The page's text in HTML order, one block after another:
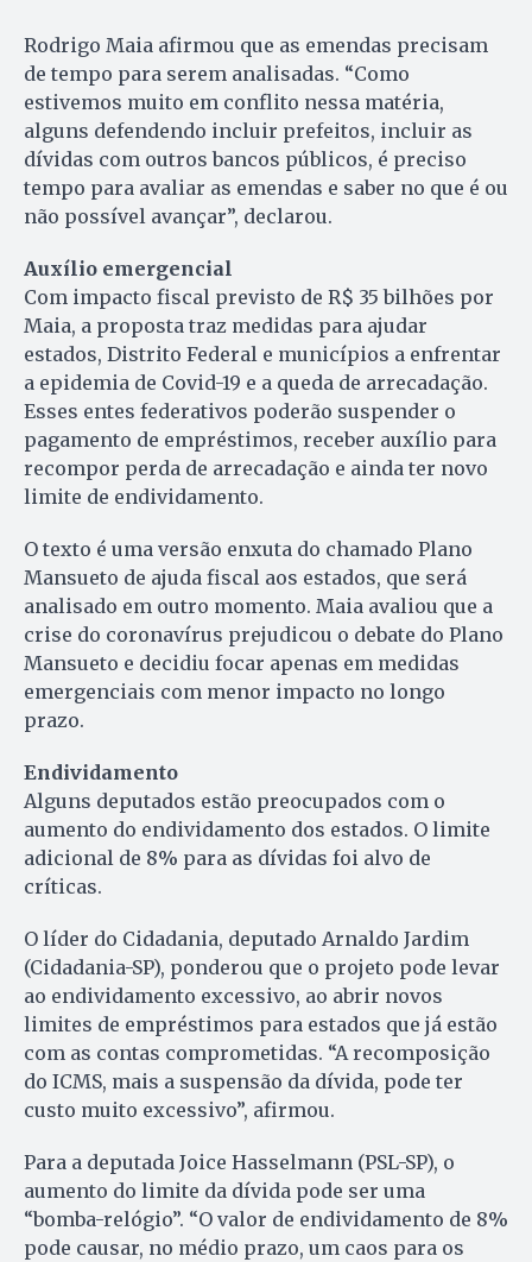
Rodrigo Maia afirmou que as emendas precisam
de tempo para serem analisadas. “Como
estivemos muito em conflito nessa matéria,
alguns defendendo incluir prefeitos, incluir as
dívidas com outros bancos públicos, é preciso
tempo para avaliar as emendas e saber no que é ou
não possível avançar”, declarou.
Auxílio emergencial
Com impacto fiscal previsto de R$ 35 bilhões por
Maia, a proposta traz medidas para ajudar
estados, Distrito Federal e municípios a enfrentar
a epidemia de Covid-19 e a queda de arrecadação.
Esses entes federativos poderão suspender o
pagamento de empréstimos, receber auxílio para
recompor perda de arrecadação e ainda ter novo
limite de endividamento.
O texto é uma versão enxuta do chamado Plano
Mansueto de ajuda fiscal aos estados, que será
analisado em outro momento. Maia avaliou que a
crise do coronavírus prejudicou o debate do Plano
Mansueto e decidiu focar apenas em medidas
emergenciais com menor impacto no longo
prazo.
Endividamento
Alguns deputados estão preocupados com o
aumento do endividamento dos estados. O limite
adicional de 8% para as dívidas foi alvo de
críticas.
O líder do Cidadania, deputado Arnaldo Jardim
(Cidadania-SP), ponderou que o projeto pode levar
ao endividamento excessivo, ao abrir novos
limites de empréstimos para estados que já estão
com as contas comprometidas. “A recomposição
do ICMS, mais a suspensão da dívida, pode ter
custo muito excessivo”, afirmou.
Para a deputada Joice Hasselmann (PSL-SP), o
aumento do limite da dívida pode ser uma
“bomba-relógio”. “O valor de endividamento de 8%
pode causar, no médio prazo, um caos para os